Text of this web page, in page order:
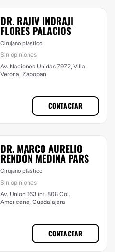
DR. RAJIV INDRAJI
FLORES PALACIOS
Cirujano plástico
Sin opiniones
Av. Naciones Unidas 7972, Villa
Verona, Zapopan
CONTACTAR
DR. MARCO AURELIO
RENDÓN MEDINA PARS
Cirujano plástico
Sin opiniones
Av. Union 163 int. 808 Col.
Americana, Guadalajara
CONTACTAR